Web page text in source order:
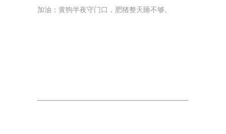
加油；黄狗半夜守门口，肥猪整天睡不够。